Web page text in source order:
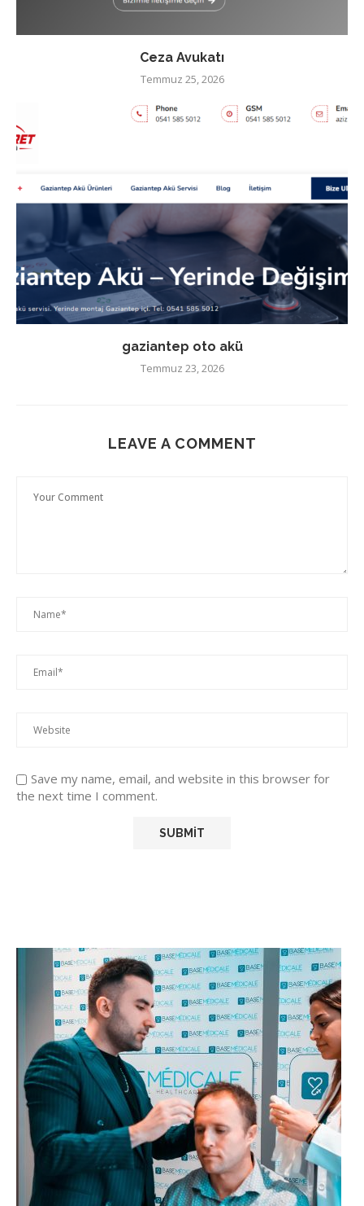
Ceza Avukatı
Temmuz 25, 2026
gaziantep oto akü
Temmuz 23, 2026
LEAVE A COMMENT
Save my name, email, and website in this browser for
the next time I comment.